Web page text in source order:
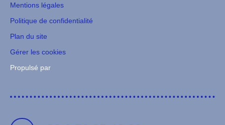
Mentions légales
Politique de confidentialité
Plan du site
Gérer les cookies
Propulsé par